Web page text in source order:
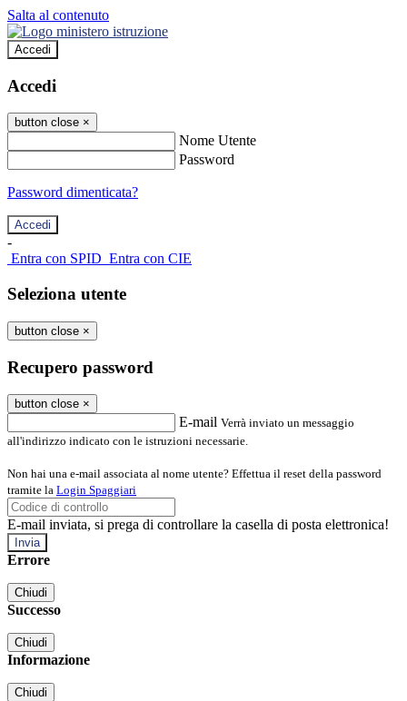
Salta al contenuto
Accedi
Accedi
button close ×
Nome Utente
Password
Password dimenticata?
-
Entra con SPID Entra con CIE
Seleziona utente
button close ×
Recupero password
button close ×
E-mail Verrà inviato un messaggio
all'indirizzo indicato con le istruzioni necessarie.
Non hai una e-mail associata al nome utente? Effettua il reset della password
tramite la Login Spaggiari
E-mail inviata, si prega di controllare la casella di posta elettronica!
Errore
Chiudi
Successo
Chiudi
Informazione
Chiudi